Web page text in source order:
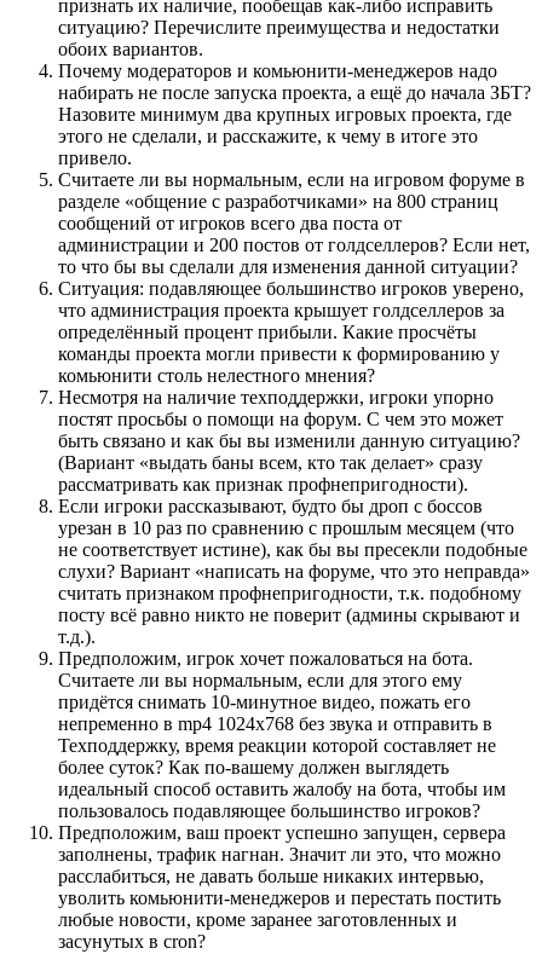
признать их наличие, пообещав как-либо исправить
ситуацию? Перечислите преимущества и недостатки
обоих вариантов.
Почему модераторов и комьюнити-менеджеров надо
набирать не после запуска проекта, а ещё до начала ЗБТ?
Назовите минимум два крупных игровых проекта, где
этого не сделали, и расскажите, к чему в итоге это
привело.
Считаете ли вы нормальным, если на игровом форуме в
разделе «общение с разработчиками» на 800 страниц
сообщений от игроков всего два поста от
администрации и 200 постов от голдселлеров? Если нет,
то что бы вы сделали для изменения данной ситуации?
Ситуация: подавляющее большинство игроков уверено,
что администрация проекта крышует голдселлеров за
определённый процент прибыли. Какие просчёты
команды проекта могли привести к формированию у
комьюнити столь нелестного мнения?
Несмотря на наличие техподдержки, игроки упорно
постят просьбы о помощи на форум. С чем это может
быть связано и как бы вы изменили данную ситуацию?
(Вариант «выдать баны всем, кто так делает» сразу
рассматривать как признак профнепригодности).
Если игроки рассказывают, будто бы дроп с боссов
урезан в 10 раз по сравнению с прошлым месяцем (что
не соответствует истине), как бы вы пресекли подобные
слухи? Вариант «написать на форуме, что это неправда»
считать признаком профнепригодности, т.к. подобному
посту всё равно никто не поверит (админы скрывают и
т.д.).
Предположим, игрок хочет пожаловаться на бота.
Считаете ли вы нормальным, если для этого ему
придётся снимать 10-минутное видео, пожать его
непременно в mp4 1024x768 без звука и отправить в
Техподдержку, время реакции которой составляет не
более суток? Как по-вашему должен выглядеть
идеальный способ оставить жалобу на бота, чтобы им
пользовалось подавляющее большинство игроков?
Предположим, ваш проект успешно запущен, сервера
заполнены, трафик нагнан. Значит ли это, что можно
расслабиться, не давать больше никаких интервью,
уволить комьюнити-менеджеров и перестать постить
любые новости, кроме заранее заготовленных и
засунутых в cron?